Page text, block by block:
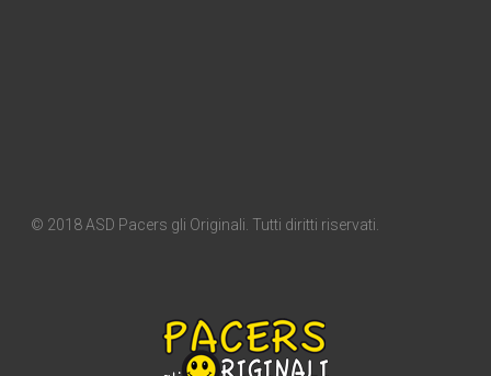
© 2018 ASD Pacers gli Originali. Tutti diritti riservati.